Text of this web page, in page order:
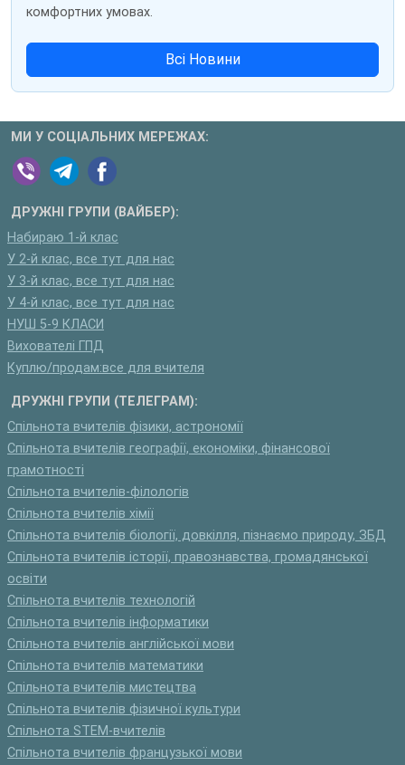
комфортних умовах.
Всі Новини
МИ У СОЦІАЛЬНИХ МЕРЕЖАХ:
ДРУЖНІ ГРУПИ (ВАЙБЕР):
Набираю 1-й клас
У 2-й клас, все тут для нас
У 3-й клас, все тут для нас
У 4-й клас, все тут для нас
НУШ 5-9 КЛАСИ
Вихователі ГПД
Куплю/продам:все для вчителя
ДРУЖНІ ГРУПИ (ТЕЛЕГРАМ):
Спільнота вчителів фізики, астрономії
Спільнота вчителів географії, економіки, фінансової
грамотності
Спільнота вчителів-філологів
Спільнота вчителів хімії
Спільнота вчителів біології, довкілля, пізнаємо природу, ЗБД
Спільнота вчителів історії, правознавства, громадянської
освіти
Спільнота вчителів технологій
Спільнота вчителів інформатики
Спільнота вчителів англійської мови
Спільнота вчителів математики
Спільнота вчителів мистецтва
Спільнота вчителів фізичної культури
Спільнота STEM-вчителів
Спільнота вчителів французької мови